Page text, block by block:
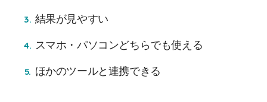
結果が見やすい
スマホ・パソコンどちらでも使える
ほかのツールと連携できる